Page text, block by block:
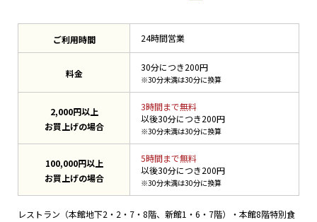
ご利用時間 24時間営業
料金
30分につき200円
※30分未満は30分に換算
2,000円以上
お買上げの場合
3時間まで無料
以後30分につき200円
※30分未満は30分に換算
100,000円以上
お買上げの場合
5時間まで無料
以後30分につき200円
※30分未満は30分に換算
レストラン（本館地下2・2・7・8階、新館1・6・7階）・本館8階特別食